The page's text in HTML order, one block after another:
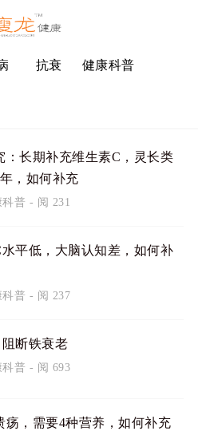
抗衰 健康科普
：长期补充维生素C，灵长类
，如何补充
普 - 阅 231
平低，大脑认知差，如何补
普 - 阅 237
断铁衰老
普 - 阅 693
疡，需要4种营养，如何补充